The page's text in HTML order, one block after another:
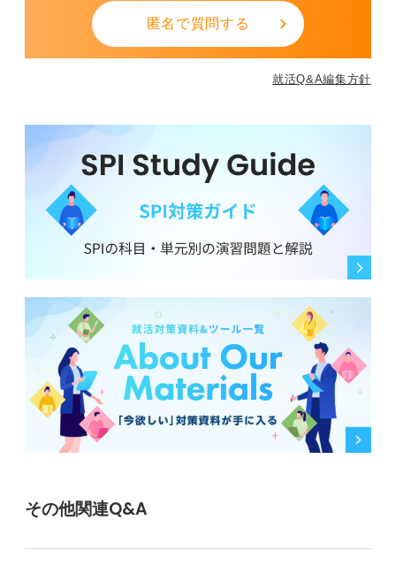
質問は敬意＋事実ベースで用意しましょう。たとえば
「配属直後に慣れておくと良いツールや作業はあります
か」「繁忙期の一日の流れと、体力・学習面の工夫を教
えていただけますか」など、具体的に働くイメージが付
終了後翌営業日までにお礼メールを送付し、職場見学を
通じての学びと志望理由の更新点を一段だけ添えると印
象が良くなります。
見学は好き嫌いで判断する場ではなく、入社後のギャッ
プを減らすための情報収集ととらえるのがコツです。せ
っかくのチャンスですから、色々なことを知れる有意義
な場にしてくださいね。
0
匿名で質問する
就活Q&A編集方針
その他関連Q&A